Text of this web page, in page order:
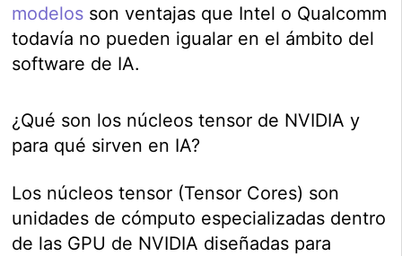
modelos son ventajas que Intel o Qualcomm
todavía no pueden igualar en el ámbito del
software de IA.
¿Qué son los núcleos tensor de NVIDIA y
para qué sirven en IA?
Los núcleos tensor (Tensor Cores) son
unidades de cómputo especializadas dentro
de las GPU de NVIDIA diseñadas para